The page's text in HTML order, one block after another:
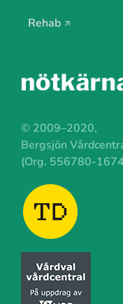
Rehab
© 2009–2020,
Bergsjön
(Org. 556780-